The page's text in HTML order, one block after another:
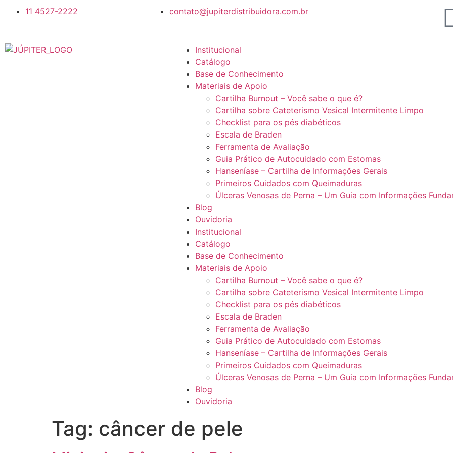
11 4527-2222 contato@jupiterdistribuidora.com.br
Institucional
Catálogo
Base de Conhecimento
Materiais de Apoio
Cartilha Burnout – Você sabe o que é?
Cartilha sobre Cateterismo Vesical Intermitente Limpo
Checklist para os pés diabéticos
Escala de Braden
Ferramenta de Avaliação
Guia Prático de Autocuidado com Estomas
Hanseníase – Cartilha de Informações Gerais
Primeiros Cuidados com Queimaduras
Úlceras Venosas de Perna – Um Guia com Informações
Blog
Ouvidoria
Institucional
Catálogo
Base de Conhecimento
Materiais de Apoio
Cartilha Burnout – Você sabe o que é?
Cartilha sobre Cateterismo Vesical Intermitente Limpo
Checklist para os pés diabéticos
Escala de Braden
Ferramenta de Avaliação
Guia Prático de Autocuidado com Estomas
Hanseníase – Cartilha de Informações Gerais
Primeiros Cuidados com Queimaduras
Úlceras Venosas de Perna – Um Guia com Informações
Blog
Ouvidoria
Tag: câncer de pele